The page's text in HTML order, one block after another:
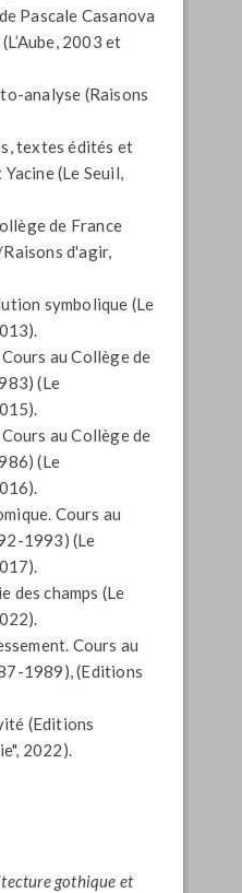
Pascale Casanova
2003 et
analyse (Raisons
textes édités et
(Le Seuil,
de France
d'agir,
symbolique (Le
au Collège de
(Le
au Collège de
(Le
Cours au
1993) (Le
des champs (Le
Cours au
1989), (Editions
(Editions
2022).
gothique et